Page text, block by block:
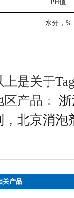
PH值
水分，%
上是关于
区产品：
， 北京消泡
关产品